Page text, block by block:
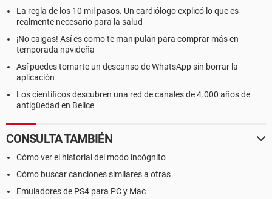
La regla de los 10 mil pasos. Un cardiólogo explicó lo que es
realmente necesario para la salud
¡No caigas! Así es como te manipulan para comprar más en
temporada navideña
Así puedes tomarte un descanso de WhatsApp sin borrar la
aplicación
Los científicos descubren una red de canales de 4.000 años de
antigüedad en Belice
CONSULTA TAMBIÉN
Cómo ver el historial del modo incógnito
Cómo buscar canciones similares a otras
Emuladores de PS4 para PC y Mac